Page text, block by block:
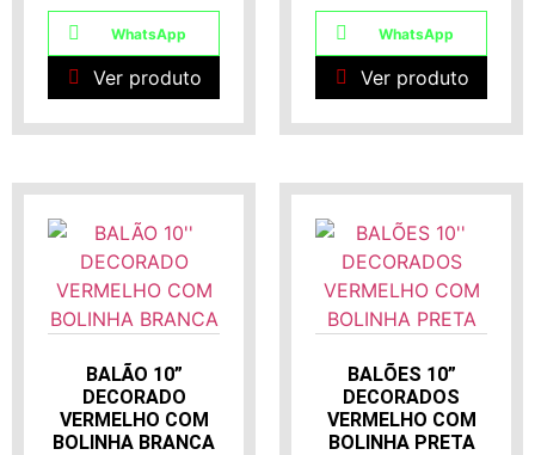
WhatsApp
Ver produto
WhatsApp
Ver produto
BALÃO 10”
DECORADO
VERMELHO COM
BOLINHA BRANCA
BALÕES 10”
DECORADOS
VERMELHO COM
BOLINHA PRETA